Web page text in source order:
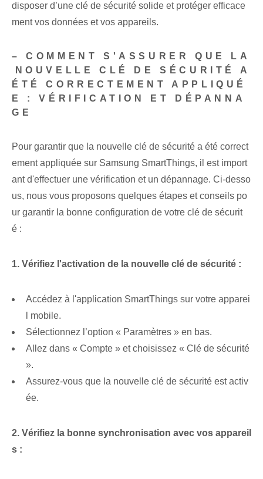
disposer d’une clé de sécurité solide et protéger efficace
ment vos données et vos appareils.
– COMMENT S'ASSURER QUE LA
⁢NOUVELLE CLÉ DE SÉCURITÉ A
ÉTÉ CORRECTEMENT APPLIQUÉ
E : VÉRIFICATION ET DÉPANNA
GE
Pour garantir que la nouvelle clé de sécurité a été correct
ement appliquée sur Samsung SmartThings, il est import
ant d'effectuer une vérification et un dépannage. Ci-desso
us, nous vous proposons quelques étapes et conseils⁢ po
ur garantir la bonne configuration de votre clé de sécurit
é :
1. Vérifiez l'activation de la nouvelle clé de sécurité :
Accédez⁢ à l'application SmartThings sur votre apparei
l mobile.
Sélectionnez l’option « Paramètres » en bas.
Allez dans « Compte » et choisissez « Clé de sécurité
».
Assurez-vous que la nouvelle clé de sécurité est activ
ée.
2. Vérifiez la bonne synchronisation avec vos appareil
s :